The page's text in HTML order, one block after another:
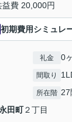
費 20,000円
初期費用シミュレ
礼金 0
間取り
所在階 27
田町２丁目